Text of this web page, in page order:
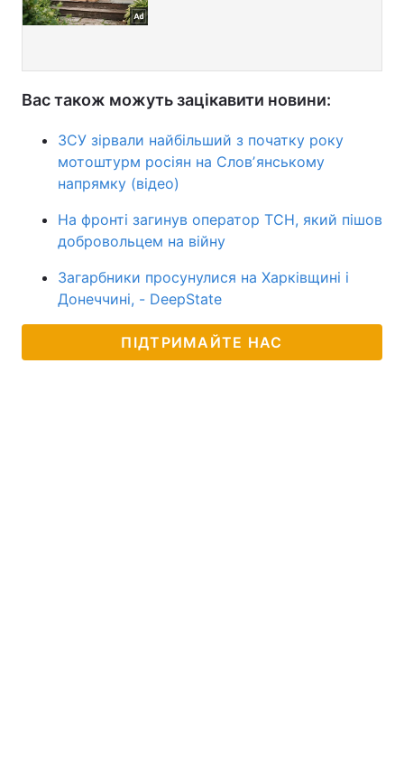
Вас також можуть зацікавити новини:
ЗСУ зірвали найбільший з початку року
мотоштурм росіян на Словʼянському
напрямку (відео)
На фронті загинув оператор ТСН, який пішов
добровольцем на війну
Загарбники просунулися на Харківщині і
Донеччині, - DeepState
ПІДТРИМАЙТЕ НАС